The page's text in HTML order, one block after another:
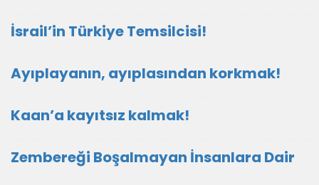
İsrail’in Türkiye Temsilcisi!
Ayıplayanın, ayıplasından korkmak!
Kaan’a kayıtsız kalmak!
Zembereği Boşalmayan İnsanlara Dair